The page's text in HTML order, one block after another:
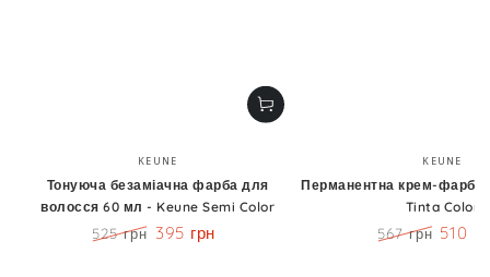
Бренд:
KEUNE
Тонуюча безаміачна фарба для
волосся 60 мл - Keune Semi Color
525 грн 395 грн
KEUNE
Перманентна крем-фарба
Tinta Color
567 грн 510